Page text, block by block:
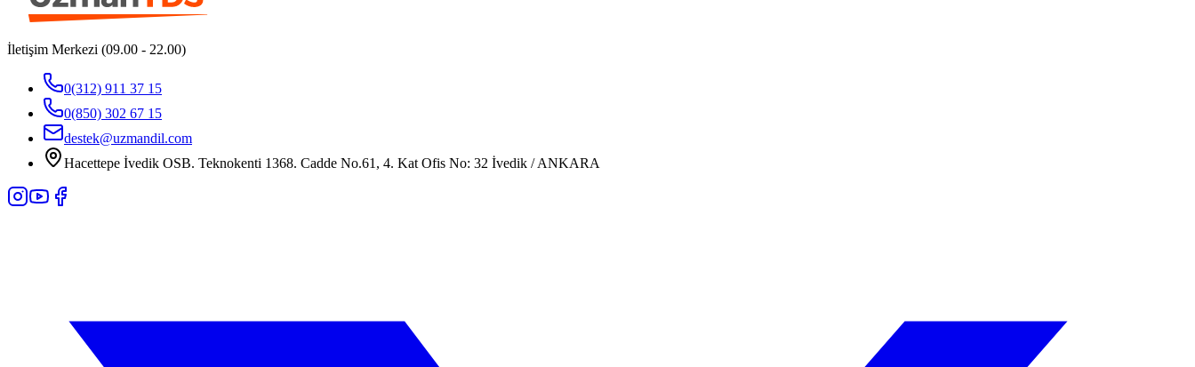
İletişim Merkezi (09.00 - 22.00)
0(312) 911 37 15
0(850) 302 67 15
destek@uzmandil.com
Hacettepe İvedik OSB. Teknokenti 1368. Cadde No.61, 4. Kat Ofis No: 32 İvedik / ANKARA